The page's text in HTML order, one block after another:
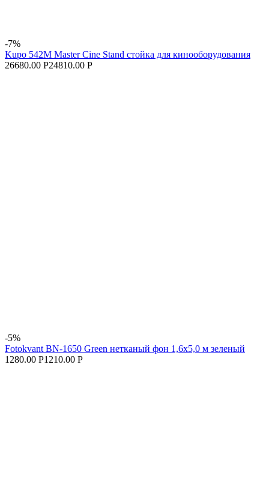
-7%
Kupo 542M Master Cine Stand стойка для кинооборудования
26680.00 Р24810.00 Р
-5%
Fotokvant BN-1650 Green нетканый фон 1,6х5,0 м зеленый
1280.00 Р1210.00 Р